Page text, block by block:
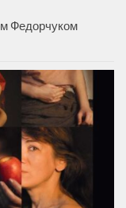
Федорчуком